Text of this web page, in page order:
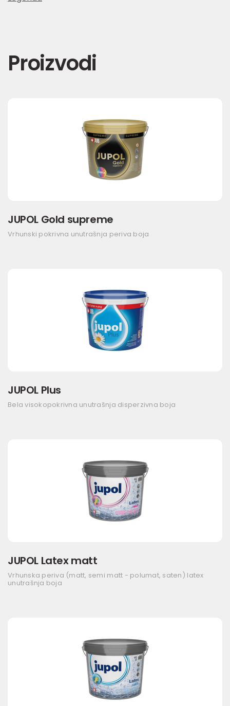
Proizvodi
JUPOL Gold supreme
Vrhunski pokrivna unutrašnja periva boja
JUPOL Plus
Bela visokopokrivna unutrašnja disperzivna boja
JUPOL Latex matt
Vrhunska periva (matt, semi matt - polumat, saten) latex
unutrašnja boja